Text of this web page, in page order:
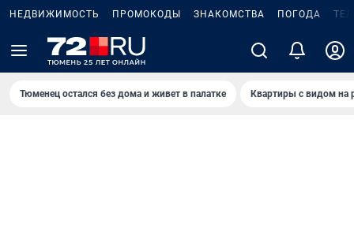
НЕДВИЖИМОСТЬ ПРОМОКОДЫ ЗНАКОМСТВА ПОГОДА
Тюменец остался без дома и живет в палатке Квартиры с видом на